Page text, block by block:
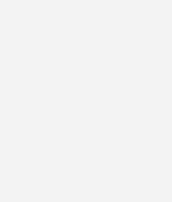
wie im
erhalten unsere
Abo? Jetzt über
sichern.
Wirkungsgrad von